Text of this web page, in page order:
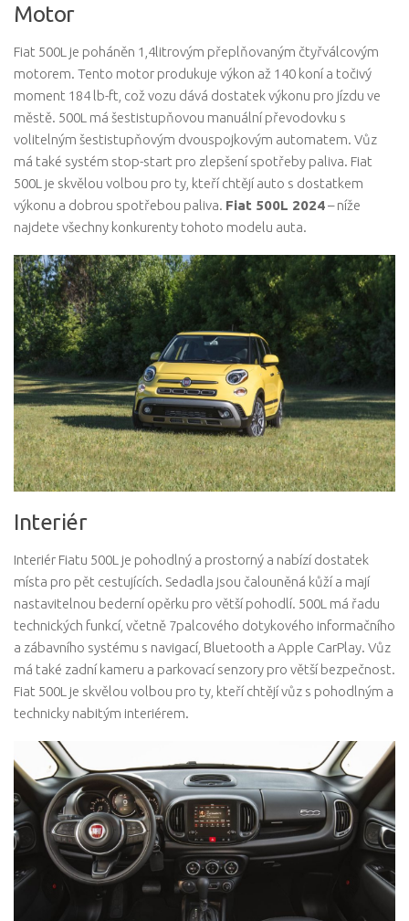
Motor
Fiat 500L je poháněn 1,4litrovým přeplňovaným čtyřválcovým
motorem. Tento motor produkuje výkon až 140 koní a točivý
moment 184 lb-ft, což vozu dává dostatek výkonu pro jízdu ve
městě. 500L má šestistupňovou manuální převodovku s
volitelným šestistupňovým dvouspojkovým automatem. Vůz
má také systém stop-start pro zlepšení spotřeby paliva. Fiat
500L je skvělou volbou pro ty, kteří chtějí auto s dostatkem
výkonu a dobrou spotřebou paliva. Fiat 500L 2024– níže
najdete všechny konkurenty tohoto modelu auta.
Interiér
Interiér Fiatu 500L je pohodlný a prostorný a nabízí dostatek
místa pro pět cestujících. Sedadla jsou čalouněná kůží a mají
nastavitelnou bederní opěrku pro větší pohodlí. 500L má řadu
technických funkcí, včetně 7palcového dotykového informačního
a zábavního systému s navigací, Bluetooth a Apple CarPlay. Vůz
má také zadní kameru a parkovací senzory pro větší bezpečnost.
Fiat 500L je skvělou volbou pro ty, kteří chtějí vůz s pohodlným a
technicky nabitým interiérem.